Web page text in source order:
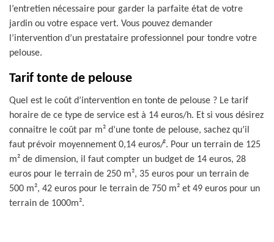
l’entretien nécessaire pour garder la parfaite état de votre
jardin ou votre espace vert. Vous pouvez demander
l’intervention d’un prestataire professionnel pour tondre votre
pelouse.
Tarif tonte de pelouse
Quel est le coût d’intervention en tonte de pelouse ? Le tarif
horaire de ce type de service est à 14 euros/h. Et si vous désirez
connaitre le coût par m² d’une tonte de pelouse, sachez qu’il
faut prévoir moyennement 0,14 euros/². Pour un terrain de 125
m² de dimension, il faut compter un budget de 14 euros, 28
euros pour le terrain de 250 m², 35 euros pour un terrain de
500 m², 42 euros pour le terrain de 750 m² et 49 euros pour un
terrain de 1000m².